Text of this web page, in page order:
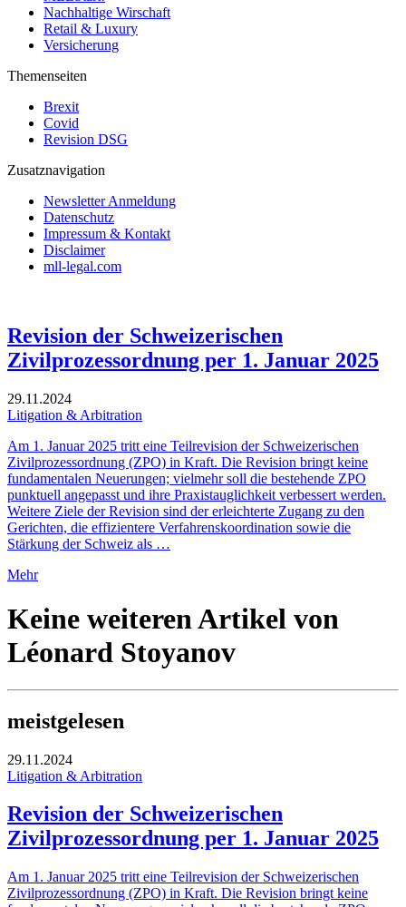
Nachhaltige Wirschaft
Retail & Luxury
Versicherung
Themenseiten
Brexit
Covid
Revision DSG
Zusatznavigation
Newsletter Anmeldung
Datenschutz
Impressum & Kontakt
Disclaimer
mll-legal.com
Revision der Schweizerischen
Zivilprozessordnung per 1. Januar 2025
29.11.2024
Litigation & Arbitration
Am 1. Januar 2025 tritt eine Teilrevision der Schweizerischen
Zivilprozessordnung (ZPO) in Kraft. Die Revision bringt keine
fundamentalen Neuerungen; vielmehr soll die bestehende ZPO
punktuell angepasst und ihre Praxistauglichkeit verbessert werden.
Weitere Ziele der Revision sind der erleichterte Zugang zu den
Gerichten, die effizientere Verfahrenskoordination sowie die
Stärkung der Schweiz als …
Mehr
Keine weiteren Artikel von
Léonard Stoyanov
meistgelesen
29.11.2024
Litigation & Arbitration
Revision der Schweizerischen
Zivilprozessordnung per 1. Januar 2025
Am 1. Januar 2025 tritt eine Teilrevision der Schweizerischen
Zivilprozessordnung (ZPO) in Kraft. Die Revision bringt keine